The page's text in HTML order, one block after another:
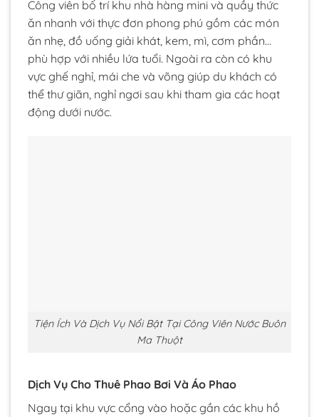
Công viên bố trí khu nhà hàng mini và quầy thức
ăn nhanh với thực đơn phong phú gồm các món
ăn nhẹ, đồ uống giải khát, kem, mì, cơm phần…
phù hợp với nhiều lứa tuổi. Ngoài ra còn có khu
vực ghế nghỉ, mái che và võng giúp du khách có
thể thư giãn, nghỉ ngơi sau khi tham gia các hoạt
động dưới nước.
Tiện Ích Và Dịch Vụ Nổi Bật Tại Công Viên Nước Buôn
Ma Thuột
Dịch Vụ Cho Thuê Phao Bơi Và Áo Phao
Ngay tại khu vực cổng vào hoặc gần các khu hồ